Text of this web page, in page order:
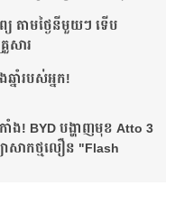
តាមថ្ងៃនីមួយៗ ទើប
សារ
នាំ​របស់​អ្នក!​
ង! BYD បង្ហាញមុខ Atto 3
ាសាកថ្មលឿន "Flash